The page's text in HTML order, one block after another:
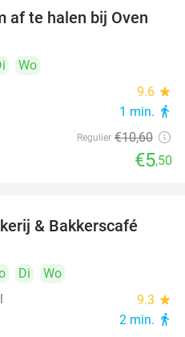
48%
af te halen bij Oven
Wo
9.6 star
1 min. directions_walk
Regulier €10,60
€5,50
40%
& Bakkerscafé
Di
Wo
9.3 star
2 min. directions_walk